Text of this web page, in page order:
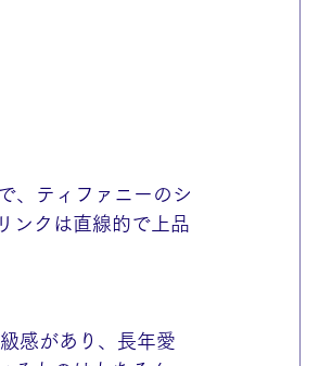
、ティファニーのシ
ンクは直線的で上品
感があり、長年愛